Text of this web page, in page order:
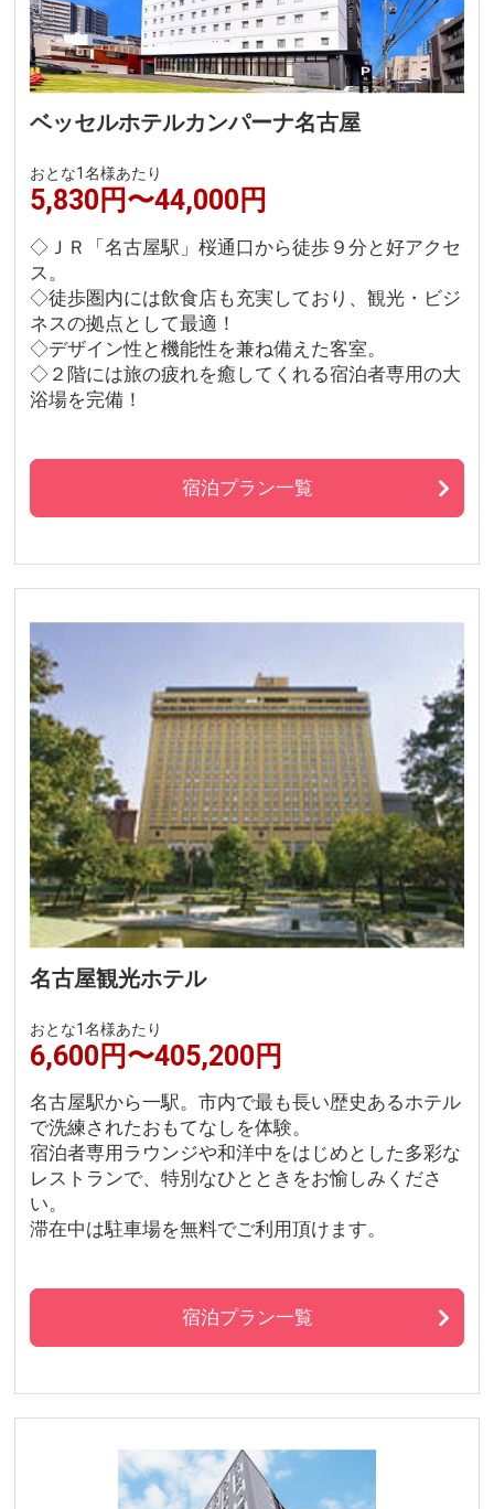
ベッセルホテルカンパーナ名古屋
おとな1名様あたり
5,830円〜44,000円
◇ＪＲ「名古屋駅」桜通口から徒歩９分と好アクセ
ス。
◇徒歩圏内には飲食店も充実しており、観光・ビジ
ネスの拠点として最適！
◇デザイン性と機能性を兼ね備えた客室。
◇２階には旅の疲れを癒してくれる宿泊者専用の大
浴場を完備！
宿泊プラン一覧
名古屋観光ホテル
おとな1名様あたり
6,600円〜405,200円
名古屋駅から一駅。市内で最も長い歴史あるホテル
で洗練されたおもてなしを体験。
宿泊者専用ラウンジや和洋中をはじめとした多彩な
レストランで、特別なひとときをお愉しみくださ
い。
滞在中は駐車場を無料でご利用頂けます。
宿泊プラン一覧